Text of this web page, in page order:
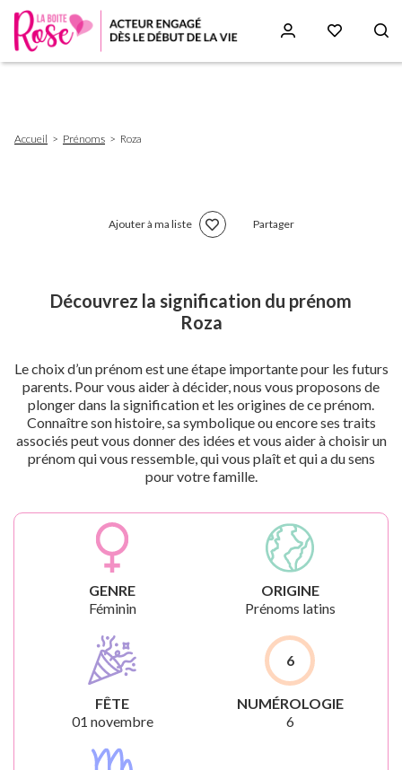
d'Ariane
Accueil Prénoms Roza
Ajouter à ma liste Partager
Découvrez la signification du prénom
Roza
Le choix d’un prénom est une étape importante pour les futurs
parents. Pour vous aider à décider, nous vous proposons de
plonger dans la signification et les origines de ce prénom.
Connaître son histoire, sa symbolique ou encore ses traits
associés peut vous donner des idées et vous aider à choisir un
prénom qui vous ressemble, qui vous plaît et qui a du sens
pour votre famille.
GENRE
Féminin
ORIGINE
Prénoms latins
FÊTE
01 novembre
6
NUMÉROLOGIE
6